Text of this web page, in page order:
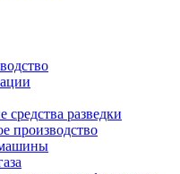
средства разведки
производство